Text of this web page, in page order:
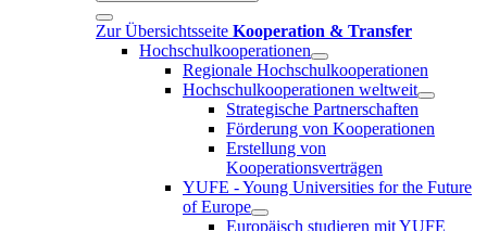
Zur Übersichtsseite Kooperation & Transfer
Hochschulkooperationen
Regionale Hochschulkooperationen
Hochschulkooperationen weltweit
Strategische Partnerschaften
Förderung von Kooperationen
Erstellung von
Kooperationsverträgen
YUFE - Young Universities for the Future
of Europe
Europäisch studieren mit YUFE